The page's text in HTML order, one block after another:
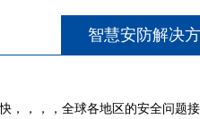
智慧安防解决
，，，全球各地区的安全问题接